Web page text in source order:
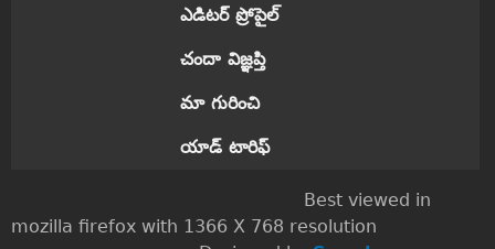
ఎడిటర్ ప్రోపైల్
చందా విజ్ఞప్తి
మా గురించి
యాడ్ టారిఫ్
Best viewed in
mozilla firefox with 1366 X 768 resolution